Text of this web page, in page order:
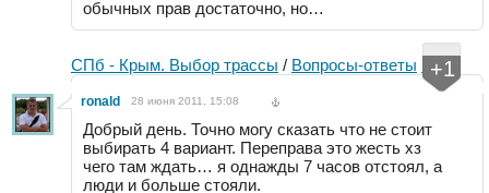
обычных прав достаточно, но…
СПб - Крым. Выбор трассы / Вопросы-ответы 7 +1
ronald 28 июня 2011, 15:08
Добрый день. Точно могу сказать что не стоит
выбирать 4 вариант. Переправа это жесть хз
чего там ждать… я однажды 7 часов отстоял, а
люди и больше стояли.